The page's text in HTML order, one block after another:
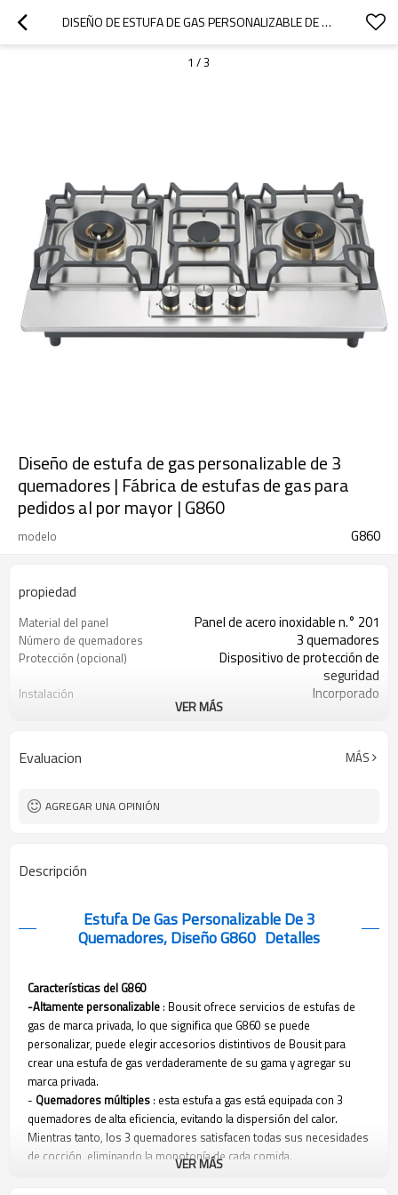
DISEÑO DE ESTUFA DE GAS PERSONALIZABLE DE 3 QUEMADORES | FÁBRICA DE ESTUFAS DE GAS PARA PEDIDOS AL POR MAYOR | G860
1 /3
Diseño de estufa de gas personalizable de 3
quemadores | Fábrica de estufas de gas para
pedidos al por mayor | G860
modelo G860
propiedad
Material del panel Panel de acero inoxidable n.° 201
Número de quemadores 3 quemadores
Protección (opcional)
Dispositivo de protección de
seguridad
Instalación Incorporado
Hierro
Tipo de gas GN/GLP
VER MÁS
Evaluacion MÁS
AGREGAR UNA OPINIÓN
Descripción
Estufa De Gas Personalizable De 3
Quemadores, Diseño G860 Detalles
Características del G860
-Altamente personalizable : Bousit ofrece servicios de estufas de
gas de marca privada, lo que significa que G860 se puede
personalizar, puede elegir accesorios distintivos de Bousit para
crear una estufa de gas verdaderamente de su gama y agregar su
marca privada.
- Quemadores múltiples : esta estufa a gas está equipada con 3
quemadores de alta eficiencia, evitando la dispersión del calor.
Mientras tanto, los 3 quemadores satisfacen todas sus necesidades
de cocción, eliminando la monotonía de cada comida.
VER MÁS